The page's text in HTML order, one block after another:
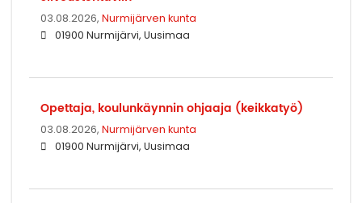
03.08.2026, Nurmijärven kunta
01900 Nurmijärvi, Uusimaa
Opettaja, koulunkäynnin ohjaaja (keikkatyö)
03.08.2026, Nurmijärven kunta
01900 Nurmijärvi, Uusimaa